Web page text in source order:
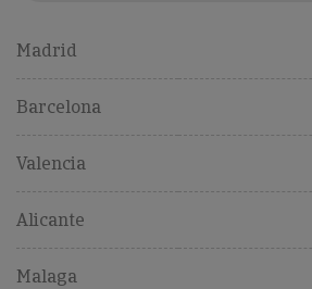
Madrid
Barcelona
Valencia
Alicante
Malaga